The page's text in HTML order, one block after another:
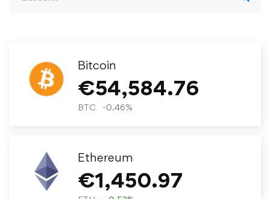
Bitcoin
€54,584.76
BTC -0.46%
Ethereum
€1,450.97